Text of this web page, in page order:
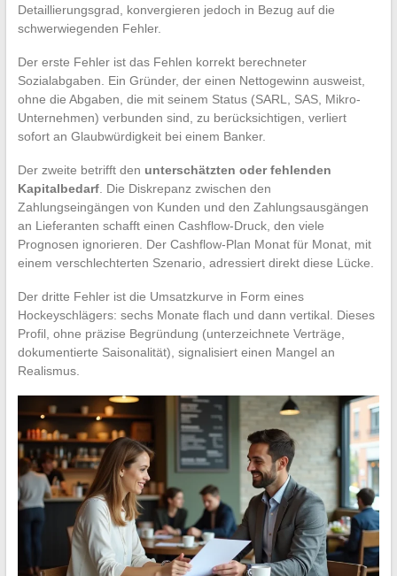
Detaillierungsgrad, konvergieren jedoch in Bezug auf die
schwerwiegenden Fehler.
Der erste Fehler ist das Fehlen korrekt berechneter
Sozialabgaben. Ein Gründer, der einen Nettogewinn ausweist,
ohne die Abgaben, die mit seinem Status (SARL, SAS, Mikro-
Unternehmen) verbunden sind, zu berücksichtigen, verliert
sofort an Glaubwürdigkeit bei einem Banker.
Der zweite betrifft den unterschätzten oder fehlenden
Kapitalbedarf. Die Diskrepanz zwischen den
Zahlungseingängen von Kunden und den Zahlungsausgängen
an Lieferanten schafft einen Cashflow-Druck, den viele
Prognosen ignorieren. Der Cashflow-Plan Monat für Monat, mit
einem verschlechterten Szenario, adressiert direkt diese Lücke.
Der dritte Fehler ist die Umsatzkurve in Form eines
Hockeyschlägers: sechs Monate flach und dann vertikal. Dieses
Profil, ohne präzise Begründung (unterzeichnete Verträge,
dokumentierte Saisonalität), signalisiert einen Mangel an
Realismus.